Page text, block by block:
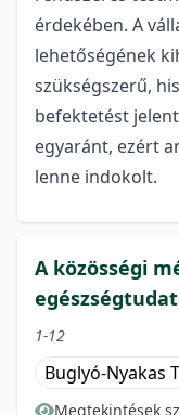
érdekében. A
lehetőségének
szükségszerű,
befektetést
egyaránt, ezért
lenne indokolt.
A közösségi
1-12
Buglyó-Nyakas
Megtekintések